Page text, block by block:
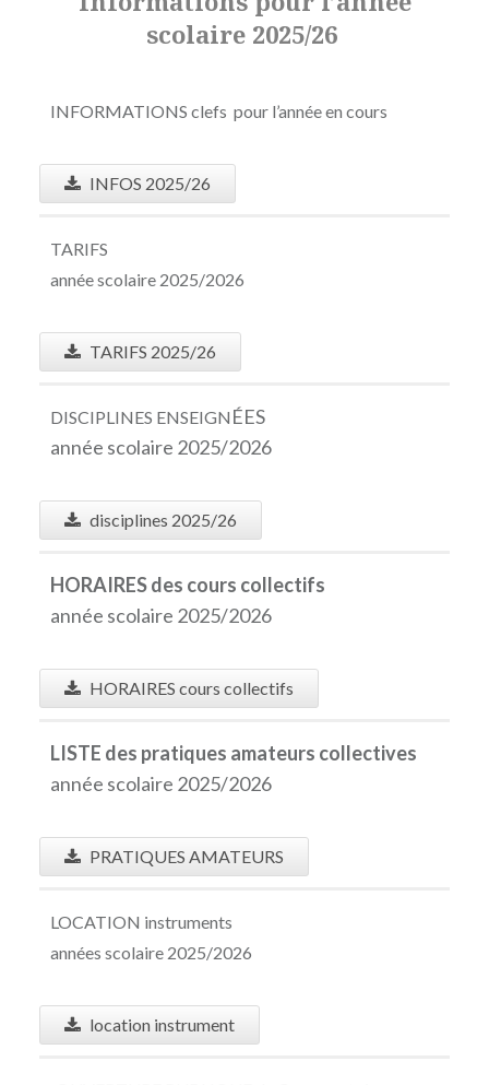
scolaire 2025/26
INFORMATIONS clefs pour l’année en cours
INFOS 2025/26
TARIFS
année scolaire 2025/2026
TARIFS 2025/26
DISCIPLINES ENSEIGN ÉES
année scolaire 2025/2026
disciplines 2025/26
HORAIRES des cours collectifs
année scolaire 2025/2026
HORAIRES cours collectifs
LISTE des pratiques amateurs collectives
année scolaire 2025/2026
PRATIQUES AMATEURS
LOCATION instruments
années scolaire 2025/2026
location instrument